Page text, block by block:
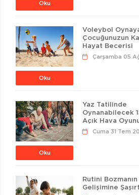
Oku
Oku
Voleybol
Çocuğunuzun
Hayat Becerisi
Çarşamba 05
Oku
Yaz Tatilinde
Oynanabilecek
Açık Hava
Cuma 31 Tem
Rutini
Gelişimine